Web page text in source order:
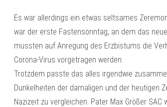
Es war allerdings ein etwas seltsames
war der erste Fastensonntag, an dem das
mussten auf Anregung des Erzbistums die
Corona-Virus vorgetragen werden.
Trotzdem passte das alles irgendwie
Dunkelheiten der damaligen und der heutigen
Nazizeit zu vergleichen. Pater Max Größer